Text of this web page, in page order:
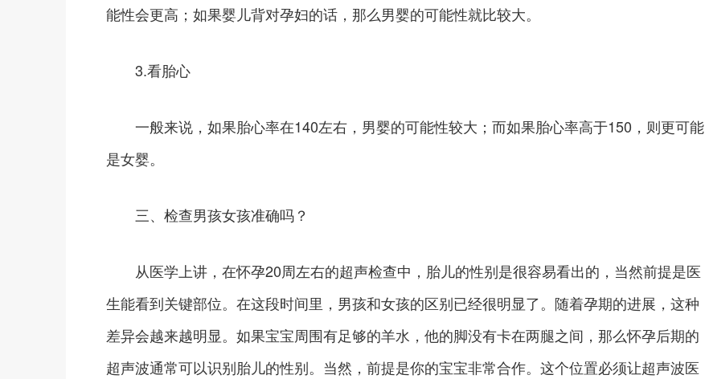
能性会更高；如果婴儿背对孕妇的话，那么男婴的可能性就比较大。
3.看胎心
一般来说，如果胎心率在140左右，男婴的可能性较大；而如果胎心率高于150，则更可能
是女婴。
三、检查男孩女孩准确吗？
从医学上讲，在怀孕20周左右的超声检查中，胎儿的性别是很容易看出的，当然前提是医
生能看到关键部位。在这段时间里，男孩和女孩的区别已经很明显了。随着孕期的进展，这种
差异会越来越明显。如果宝宝周围有足够的羊水，他的脚没有卡在两腿之间，那么怀孕后期的
超声波通常可以识别胎儿的性别。当然，前提是你的宝宝非常合作。这个位置必须让超声波医